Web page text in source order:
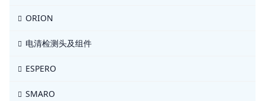
ORION
电清检测头及组件
ESPERO
SMARO